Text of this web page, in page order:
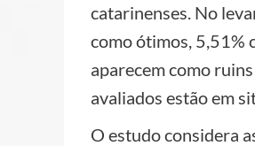
catarinenses. No
como ótimos, 5,51%
aparecem como
avaliados estão em
O estudo considera